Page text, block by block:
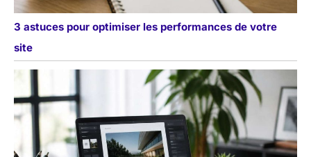
3 astuces pour optimiser les performances de votre
site